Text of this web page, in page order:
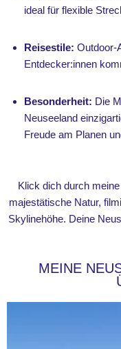
ideal für flexible
Reisestile: Outdoor-
Entdecker:innen
Besonderheit: Die
Neuseeland
Freude am Planen
Klick dich durch
majestätische Natur,
Skylinehöhe. Deine
MEINE